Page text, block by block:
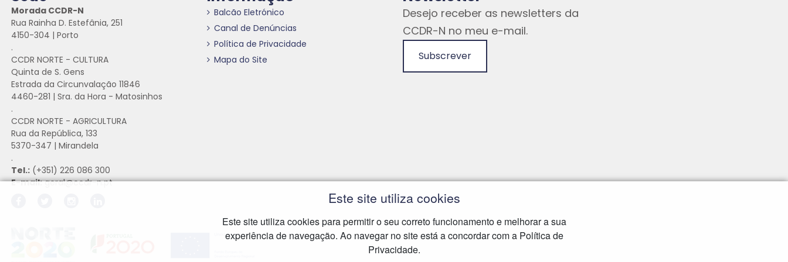
Morada CCDR-N
Rua Rainha D. Estefânia, 251
4150-304 | Porto
.
CCDR NORTE - CULTURA
Quinta de S. Gens
Estrada da Circunvalação 11846
4460-281 | Sra. da Hora - Matosinhos
.
CCDR NORTE - AGRICULTURA
Rua da República, 133
5370-347 | Mirandela
.
Tel.: (+351) 226 086 300
E-mail:geral@ccdr-n.pt
Balcão Eletrónico
Canal de Denúncias
Política de Privacidade
Mapa do Site
Desejo receber as newsletters da
CCDR-N no meu e-mail.
Subscrever
Hiperligação externa
Este site utiliza cookies
Este site utiliza cookies para permitir o seu correto funcionamento e melhorar a sua
experiência de navegação. Ao navegar no site está a concordar com a Política de
Privacidade.